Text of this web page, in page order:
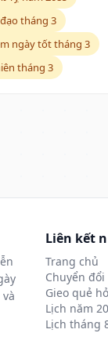
tháng 3
ngày tốt tháng 3
tháng 3
Liên kết
Trang chủ
Chuyển
Gieo quẻ
Lịch năm
Lịch tháng